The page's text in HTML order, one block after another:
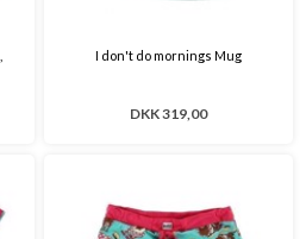
I don't do mornings Mug
DKK 319,00